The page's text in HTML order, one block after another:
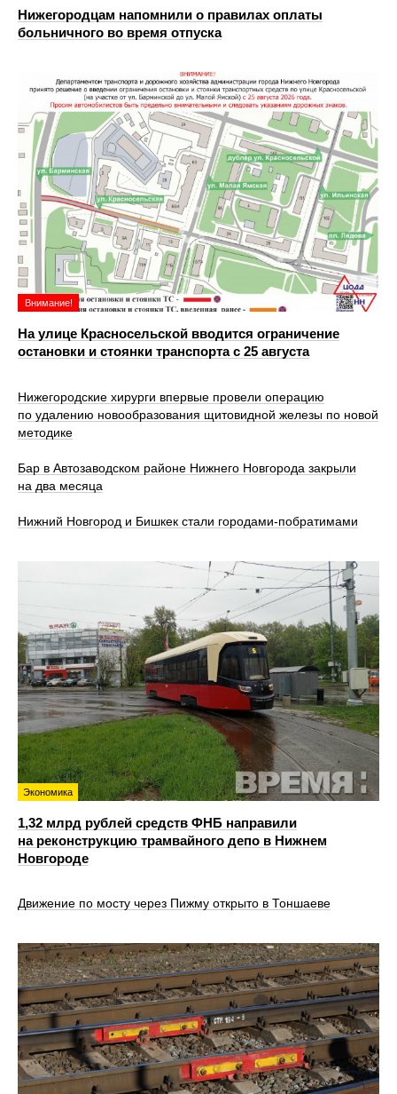
Нижегородцам напомнили о правилах оплаты
больничного во время отпуска
Внимание!
На улице Красносельской вводится ограничение
остановки и стоянки транспорта с 25 августа
Нижегородские хирурги впервые провели операцию
по удалению новообразования щитовидной железы по новой
методике
Бар в Автозаводском районе Нижнего Новгорода закрыли
на два месяца
Нижний Новгород и Бишкек стали городами-побратимами
Экономика
1,32 млрд рублей средств ФНБ направили
на реконструкцию трамвайного депо в Нижнем
Новгороде
Движение по мосту через Пижму открыто в Тоншаеве